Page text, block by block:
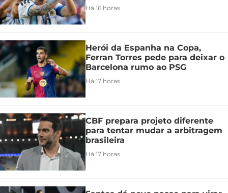
Há 16 horas
Herói da Espanha na Copa,
Ferran Torres pede para deixar o
Barcelona rumo ao PSG
Há 17 horas
CBF prepara projeto diferente
para tentar mudar a arbitragem
brasileira
Há 17 horas